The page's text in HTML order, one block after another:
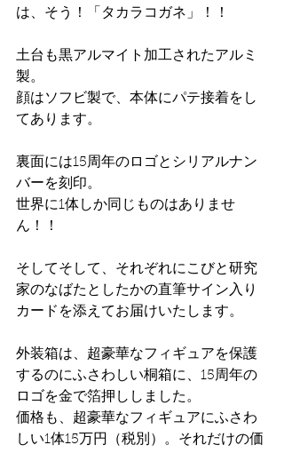
は、そう！「タカラコガネ」！！
土台も黒アルマイト加工されたアルミ
製。
顔はソフビ製で、本体にパテ接着をし
てあります。
裏面には15周年のロゴとシリアルナン
バーを刻印。
世界に1体しか同じものはありませ
ん！！
そしてそして、それぞれにこびと研究
家のなばたとしたかの直筆サイン入り
カードを添えてお届けいたします。
外装箱は、超豪華なフィギュアを保護
するのにふさわしい桐箱に、15周年の
ロゴを金で箔押ししました。
価格も、超豪華なフィギュアにふさわ
しい1体15万円（税別）。それだけの価